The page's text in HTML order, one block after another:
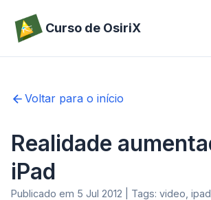
Curso de OsiriX
Voltar para o início
Realidade
iPad
Publicado em 5 Jul 2012 | Tags: video, ipad